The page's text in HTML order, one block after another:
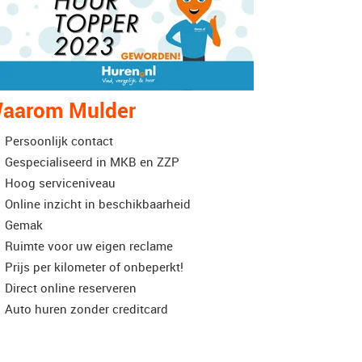
Mulder
Persoonlijk contact
Gespecialiseerd in MKB en ZZP
Hoog serviceniveau
Online inzicht in beschikbaarheid
Gemak
Ruimte voor uw eigen reclame
Prijs per kilometer of onbeperkt!
Direct online reserveren
Auto huren zonder creditcard